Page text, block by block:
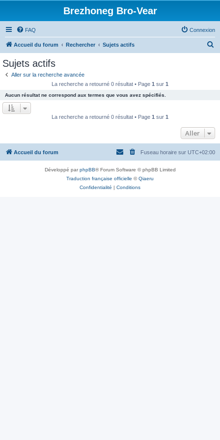
Brezhoneg Bro-Vear
FAQ Connexion
Accueil du forum Rechercher Sujets actifs
e
r
Sujets actifs
Aller sur la recherche avancée
La recherche a retourné 0 résultat • Page 1 sur 1
Aucun résultat ne correspond aux termes que vous avez spécifiés.
La recherche a retourné 0 résultat • Page 1 sur 1
Aller
Accueil du forum Fuseau horaire sur UTC+02:00
Développé parphpBB® Forum Software © phpBB Limited
Traduction française officielle ©Qiaeru
Confidentialité | Conditions